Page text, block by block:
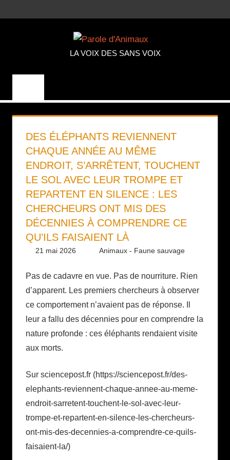
au
LA VOIX DES SANS VOIX
DES ÉLÉPHANTS REVIENNENT
CHAQUE ANNÉE AU MÊME
ENDROIT, S’ARRÊTENT, TOUCHENT
LE SOL AVEC LEUR TROMPE ET
REPARTENT EN SILENCE : LES
CHERCHEURS ONT MIS DES
DÉCENNIES À COMPRENDRE CE
QU’ILS FAISAIENT LÀ
21 mai 2026 Daniel
Animaux - Faune sauvage
Pas de cadavre en vue. Pas de nourriture. Rien
d’apparent. Les premiers chercheurs à observer
ce comportement n’avaient pas de réponse. Il
leur a fallu des décennies pour en comprendre la
nature profonde : ces éléphants rendaient visite
aux morts.
Sur sciencepost.fr (https://sciencepost.fr/des-
elephants-reviennent-chaque-annee-au-meme-
endroit-sarretent-touchent-le-sol-avec-leur-
trompe-et-repartent-en-silence-les-chercheurs-
ont-mis-des-decennies-a-comprendre-ce-quils-
faisaient-la/)